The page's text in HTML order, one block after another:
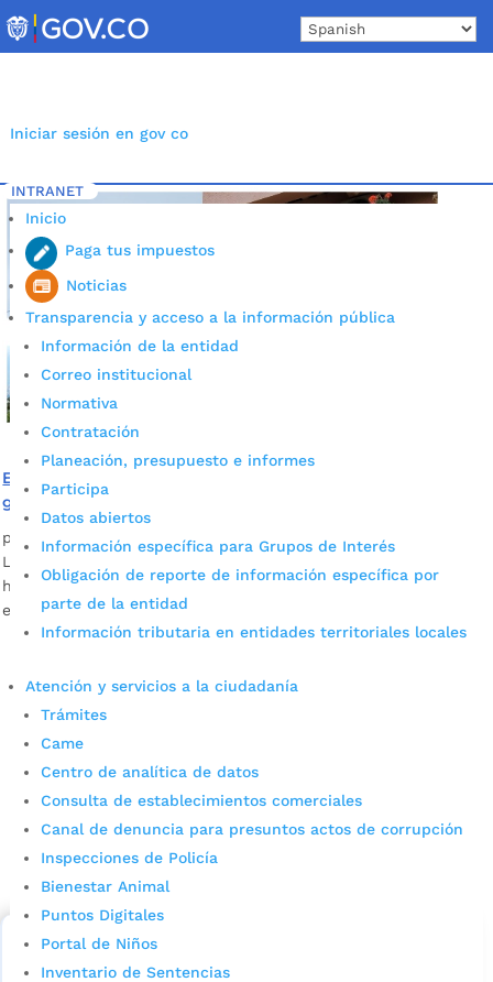
to
content
Iniciar sesión en gov co
INTRANET
Inicio
Paga tus impuestos
Noticias
Transparencia y acceso a la información pública
Información de la entidad
Correo institucional
Normativa
Contratación
Planeación, presupuesto e informes
Participa
Datos abiertos
Información específica para Grupos de Interés
Obligación de reporte de información específica por
parte de la entidad
Información tributaria en entidades territoriales locales
Atención y servicios a la ciudadanía
Trámites
Came
Centro de analítica de datos
Consulta de establecimientos comerciales
Canal de denuncia para presuntos actos de corrupción
Inspecciones de Policía
Bienestar Animal
Puntos Digitales
Portal de Niños
Inventario de Sentencias
Inicio 5 Etiqueta: La Malaña
El colegio rural La Malaña cuenta con conectividad
gratuita a Internet
por Natalia Carrillo Ascencio Ago 29, 2022
Noticias
La Alcaldía de Bucaramanga a través de la Oficina TIC
habilitó el servicio de internet para el beneficio de 112
estudiantes de la Institución Educativa La Malaña.
Cupos Escolares Bucaramanga 2022
Consulta aqui los pasos para inscribirse y solicitar un
cupo escolar en los colegios oficiales de
Bucaramanga.
Alcaldía de Bucaramanga